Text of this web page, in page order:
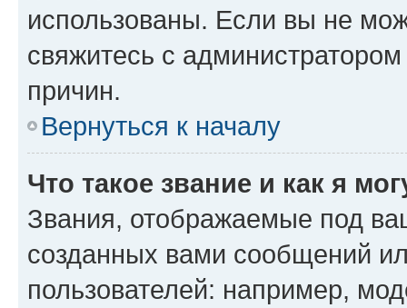
использованы. Если вы не
свяжитесь с
причин.
Вернуться к началу
Что такое звание и как я
Звания, отображаемые под
созданных вами сообщений
пользователей: например,